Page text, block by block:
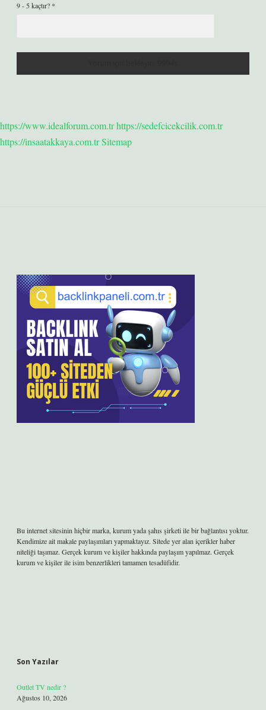
9 - 5 kaçtır? *
https://www.idealforum.com.trhttps://sedefcicekcilik.com.tr
https://insaatakkaya.com.trSitemap
Bu internet sitesinin hiçbir marka, kurum yada şahıs şirketi ile bir bağlantısı yoktur.
Kendimize ait makale paylaşımları yapmaktayız. Sitede yer alan içerikler haber
niteliği taşımaz. Gerçek kurum ve kişiler hakkında paylaşım yapılmaz. Gerçek
kurum ve kişiler ile isim benzerlikleri tamamen tesadüfidir.
Son Yazılar
Outlet TV nedir ?
Ağustos 10, 2026